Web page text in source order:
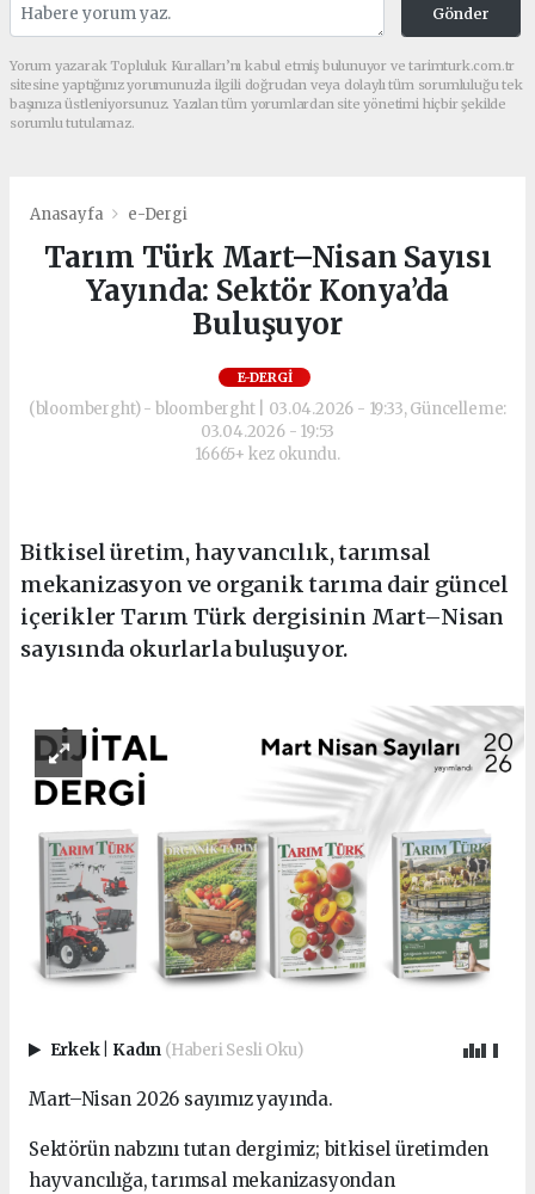
Gönder
Yorum yazarak Topluluk Kuralları’nı kabul etmiş bulunuyor ve tarimturk.com.tr
sitesine yaptığınız yorumunuzla ilgili doğrudan veya dolaylı tüm sorumluluğu tek
başınıza üstleniyorsunuz. Yazılan tüm yorumlardan site yönetimi hiçbir şekilde
sorumlu tutulamaz.
Anasayfa e-Dergi
Tarım Türk Mart–Nisan Sayısı
Yayında: Sektör Konya’da
Buluşuyor
E-DERGI
(bloomberght) - bloomberght | 03.04.2026 - 19:33, Güncelleme:
03.04.2026 - 19:53
16665+ kez okundu.
Bitkisel üretim, hayvancılık, tarımsal
mekanizasyon ve organik tarıma dair güncel
içerikler Tarım Türk dergisinin Mart–Nisan
sayısında okurlarla buluşuyor.
Erkek Kadın (Haberi Sesli Oku)
Mart–Nisan 2026 sayımız yayında.
Sektörün nabzını tutan dergimiz; bitkisel üretimden
hayvancılığa, tarımsal mekanizasyondan